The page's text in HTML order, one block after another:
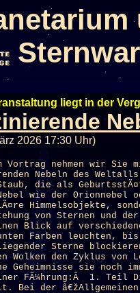
liegt in der
2026 17:30 Uhr)
Vortrag nehmen wir Sie
Nebeln des
die als
wie der Orionnebel
Himmelsobjekte,
von Sternen und
Blick auf
Farben leuchten,
Sterne
Wolken den Zyklus von
Geheimnisse sie noch
FÃ¼hrung:Â 1. Teil
Bei der â€žAllgemeinen